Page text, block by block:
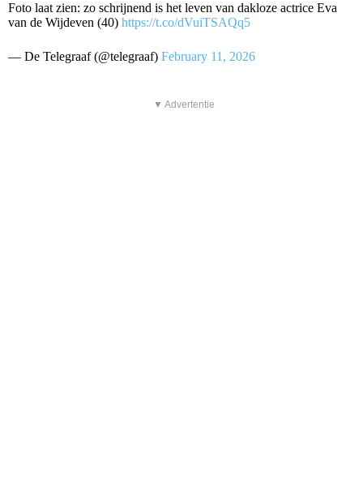
Foto laat zien: zo schrijnend is het leven van dakloze actrice Eva
van de Wijdeven (40) https://t.co/dVuiTSAQq5
— De Telegraaf (@telegraaf) February 11, 2026
▼ Advertentie